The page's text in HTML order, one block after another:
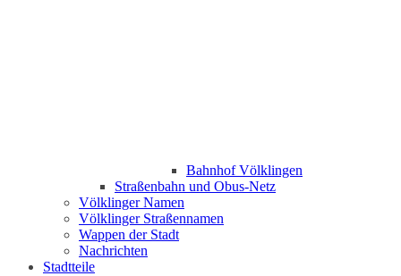
Bahnhof Völklingen
Straßenbahn und Obus-Netz
Völklinger Namen
Völklinger Straßennamen
Wappen der Stadt
Nachrichten
Stadtteile